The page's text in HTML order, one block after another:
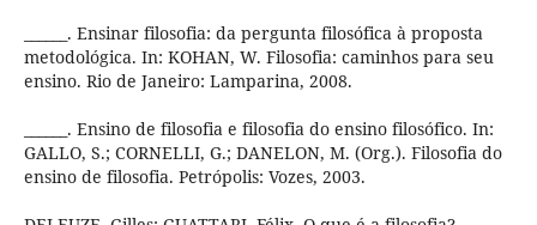
______. Ensinar filosofia: da pergunta filosófica à proposta
metodológica. In: KOHAN, W. Filosofia: caminhos para seu
ensino. Rio de Janeiro: Lamparina, 2008.
______. Ensino de filosofia e filosofia do ensino filosófico. In:
GALLO, S.; CORNELLI, G.; DANELON, M. (Org.). Filosofia do
ensino de filosofia. Petrópolis: Vozes, 2003.